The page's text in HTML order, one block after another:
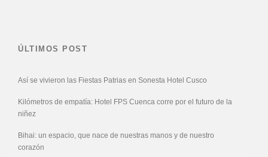
ÚLTIMOS POST
Así se vivieron las Fiestas Patrias en Sonesta Hotel Cusco
Kilómetros de empatía: Hotel FPS Cuenca corre por el futuro de la
niñez
Bihai: un espacio, que nace de nuestras manos y de nuestro
corazón